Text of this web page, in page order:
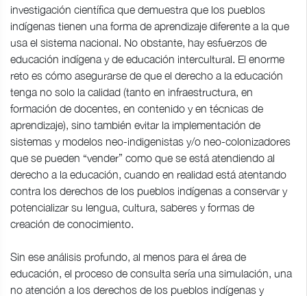
investigación científica que demuestra que los pueblos
indígenas tienen una forma de aprendizaje diferente a la que
usa el sistema nacional. No obstante, hay esfuerzos de
educación indígena y de educación intercultural. El enorme
reto es cómo asegurarse de que el derecho a la educación
tenga no solo la calidad (tanto en infraestructura, en
formación de docentes, en contenido y en técnicas de
aprendizaje), sino también evitar la implementación de
sistemas y modelos neo-indigenistas y/o neo-colonizadores
que se pueden “vender” como que se está atendiendo al
derecho a la educación, cuando en realidad está atentando
contra los derechos de los pueblos indígenas a conservar y
potencializar su lengua, cultura, saberes y formas de
creación de conocimiento.
Sin ese análisis profundo, al menos para el área de
educación, el proceso de consulta sería una simulación, una
no atención a los derechos de los pueblos indígenas y